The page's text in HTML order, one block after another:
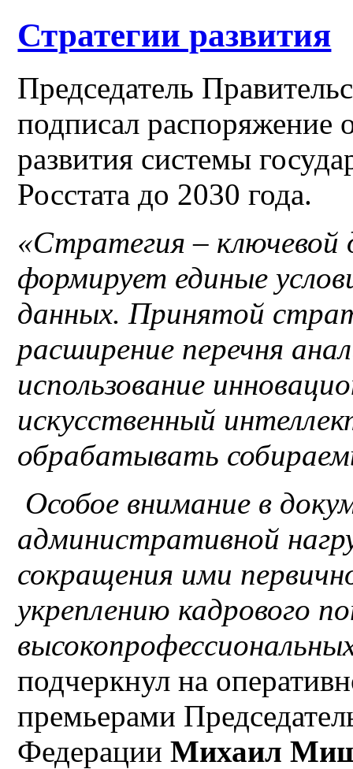
Стратегии развития
Председатель
подписал распоряжение
развития системы
Росстата до 2030 года.
«Стратегия –
формирует единые
данных. Принятой
расширение перечня
использование
искусственный
обрабатывать
Особое внимание в
административной
сокращения ими
укреплению кадрового
подчеркнул на
премьерами
ФедерацииМихаил